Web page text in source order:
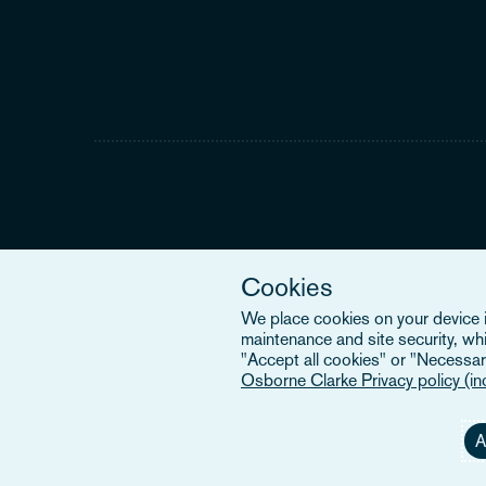
Cookies
We place cookies on your
maintenance and site security,
"Accept all cookies" or
Osborne Clarke Privacy policy